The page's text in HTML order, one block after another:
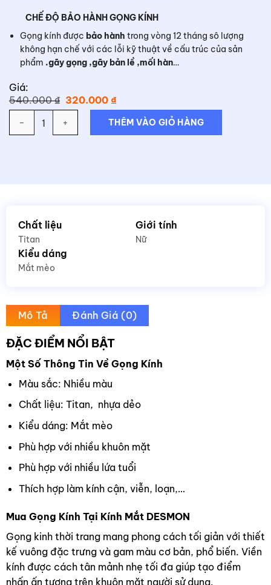
CHẾ ĐỘ BẢO HÀNH GỌNG KÍNH
Gọng kính được bảo hành trong vòng 12 tháng sô lượng
không hạn chế với các lỗi kỹ thuật về cấu trúc của sản
phẩm .gãy gọng ,gãy bản lề ,mối hàn…
Giá:
540.000₫ Giá
gốc
là:
540.000 ₫.
320.000 ₫Giá
hiện
tại
là:
320.000 ₫.
THÊM VÀO GIỎ HÀNG
Chất liệu
Titan
Giới tính
Nữ
Kiểu dáng
Mắt mèo
Mô Tả Đánh Giá (0)
ĐẶC ĐIỂM NỔI BẬT
Một Số Thông Tin Về Gọng Kính
Màu sắc: Nhiều màu
Chất liệu: Titan, nhựa dẻo
Kiểu dáng: Mắt mèo
Phù hợp với nhiều khuôn mặt
Phù hợp với nhiều lứa tuổi
Thích hợp làm kính cận, viễn, loạn,…
Mua Gọng Kính Tại Kính Mắt DESMON
Gọng kinh thời trang mang phong cách tối giản với thiết
kế vuông đặc trưng và gam màu cơ bản, phổ biến. Viền
kính được cách tân mảnh nhẹ tối đa giúp tạo điểm
nhấn ấn tượng trên khuôn mặt người sử dụng.